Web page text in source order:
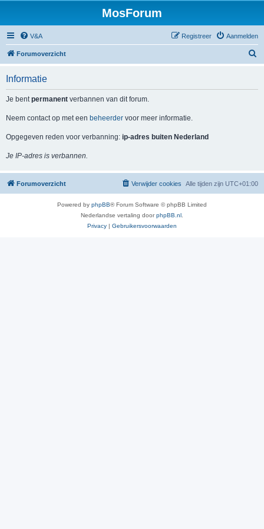
MosForum
V&A Aanmelden
Registreer
Forumoverzicht
Informatie
Je bentpermanent verbannen van dit forum.
Neem contact op met een beheerder voor meer informatie.
Opgegeven reden voor verbanning: ip-adres buiten Nederland
Je IP-adres is verbannen.
Forumoverzicht Alle tijden zijn UTC+01:00
Verwijder cookies
Powered by phpBB® Forum Software © phpBB Limited
Nederlandse vertaling doorphpBB.nl
Privacy | Gebruikersvoorwaarden